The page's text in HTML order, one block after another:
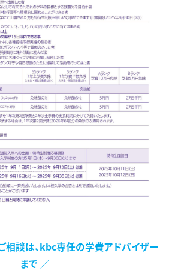
相談は、kbc専任の学費アドバイザー
まで ／